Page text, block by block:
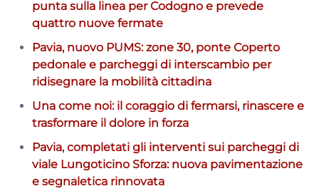
punta sulla linea per Codogno e prevede
quattro nuove fermate
Pavia, nuovo PUMS: zone 30, ponte Coperto
pedonale e parcheggi di interscambio per
ridisegnare la mobilità cittadina
Una come noi: il coraggio di fermarsi, rinascere e
trasformare il dolore in forza
Pavia, completati gli interventi sui parcheggi di
viale Lungoticino Sforza: nuova pavimentazione
e segnaletica rinnovata